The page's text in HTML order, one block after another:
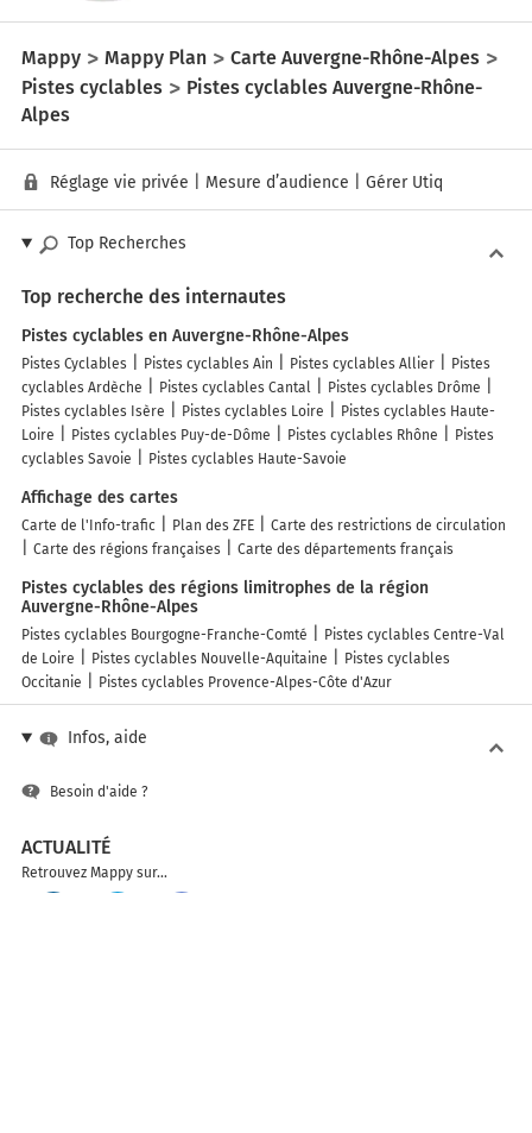
Mappy Mappy Plan
Carte Auvergne-Rhône-Alpes
Pistes cyclables
Pistes cyclables Auvergne-Rhône-
Alpes
Réglage vie privée Mesure d’audience Gérer Utiq
Top Recherches
Top recherche des internautes
Pistes cyclables en Auvergne-Rhône-Alpes
Pistes Cyclables Pistes cyclables Ain Pistes cyclables Allier
Pistes
cyclables Ardèche
Pistes cyclables Cantal
Pistes cyclables Drôme
Pistes cyclables Isère
Pistes cyclables Loire
Pistes cyclables Haute-
Loire
Pistes cyclables Puy-de-Dôme Pistes cyclables Rhône
Pistes
cyclables Savoie
Pistes cyclables Haute-Savoie
Affichage des cartes
Carte de l'Info-trafic Plan des ZFE
Carte des restrictions de circulation
Carte des régions françaises
Carte des départements français
Pistes cyclables des régions limitrophes de la région
Auvergne-Rhône-Alpes
Pistes cyclables Bourgogne-Franche-Comté
Pistes cyclables Centre-Val
de Loire
Pistes cyclables Nouvelle-Aquitaine
Pistes cyclables
Occitanie
Pistes cyclables Provence-Alpes-Côte d'Azur
Infos, aide
Besoin d'aide ?
ACTUALITÉ
Retrouvez Mappy sur...